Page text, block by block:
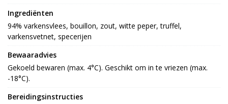
Ingrediënten
94% varkensvlees, bouillon, zout, witte peper, truffel,
varkensvetnet, specerijen
Bewaaradvies
Gekoeld bewaren (max. 4°C). Geschikt om in te vriezen (max.
-18°C).
Bereidingsinstructies